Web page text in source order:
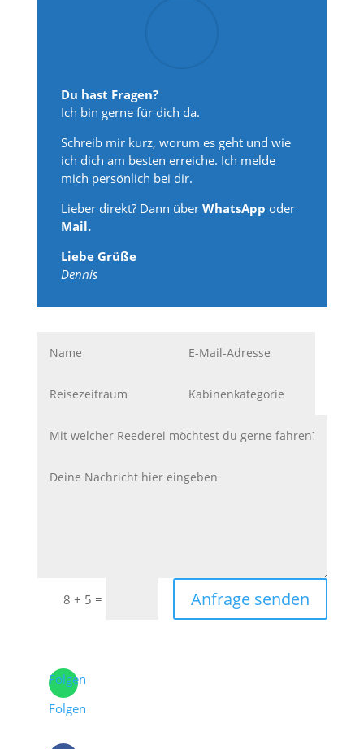
Du hast Fragen?
Ich bin gerne für dich da.
Schreib mir kurz, worum es geht und wie
ich dich am besten erreiche. Ich melde
mich persönlich bei dir.
Lieber direkt? Dann überWhatsApp oder
Mail.
Liebe Grüße
Dennis
8 + 5 = Anfrage senden
Folgen
Folgen